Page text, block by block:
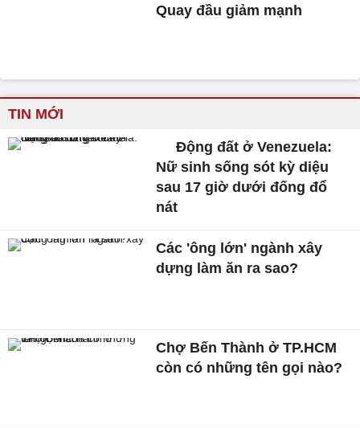
Quay đầu giảm mạnh
TIN MỚI
Động đất ở Venezuela:
Nữ sinh sống sót kỳ diệu
sau 17 giờ dưới đống đổ
nát
Các 'ông lớn' ngành xây
dựng làm ăn ra sao?
Chợ Bến Thành ở TP.HCM
còn có những tên gọi nào?